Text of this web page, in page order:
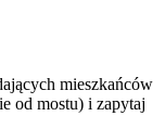
mieszkańców
od mostu) i zapytaj